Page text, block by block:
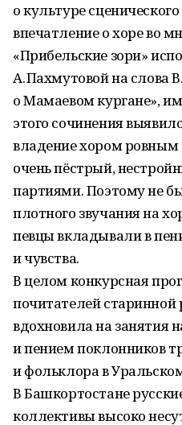
о культуре
впечатление о хоре во
«Прибельские зори»
А. Пахмутовой на слова
о Мамаевом кургане»,
этого сочинения
владение хором ровным
очень пёстрый,
партиями. Поэтому не
плотного звучания на
певцы вкладывали в
и чувства.
В целом конкурсная
почитателей старинной
вдохновила на занятия
и пением поклонников
и фольклора в
В Башкортостане
коллективы высоко